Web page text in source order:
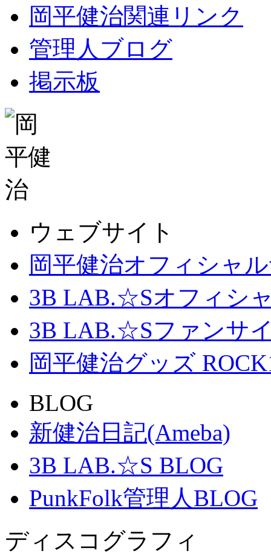
岡平健治関連リンク
管理人ブログ
掲示板
ウェブサイト
岡平健治オフィシャ
3B LAB.☆Sオフィシ
3B LAB.☆Sファンサイ
岡平健治グッズ
BLOG
新健治日記(Ameba)
3B LAB.☆S BLOG
PunkFolk管理人BLOG
ディスコグラフィ